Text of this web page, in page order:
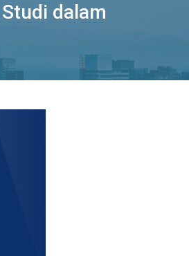
dalam